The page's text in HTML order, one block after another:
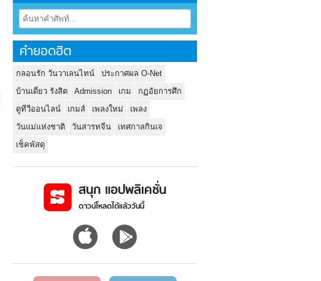
คำยอดฮิต
กลอนรัก วันวาเลนไทน์
ประกาศผล O-Net
บ้านเดี่ยว รังสิต
Admission เกม
กฏอัยการศึก
ดูทีวีออนไลน์
เกมส์ เพลงใหม่
เพลง
วันแม่แห่งชาติ
วันสารทจีน
เทศกาลกินเจ
เช็คพัสดุ
สนุก แอปพลิเคชั่น
ดาวน์โหลดได้แล้ววันนี้